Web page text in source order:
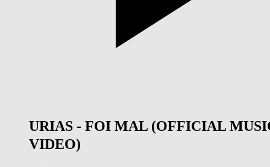
URIAS - FOI MAL (OFFICIAL
VIDEO)